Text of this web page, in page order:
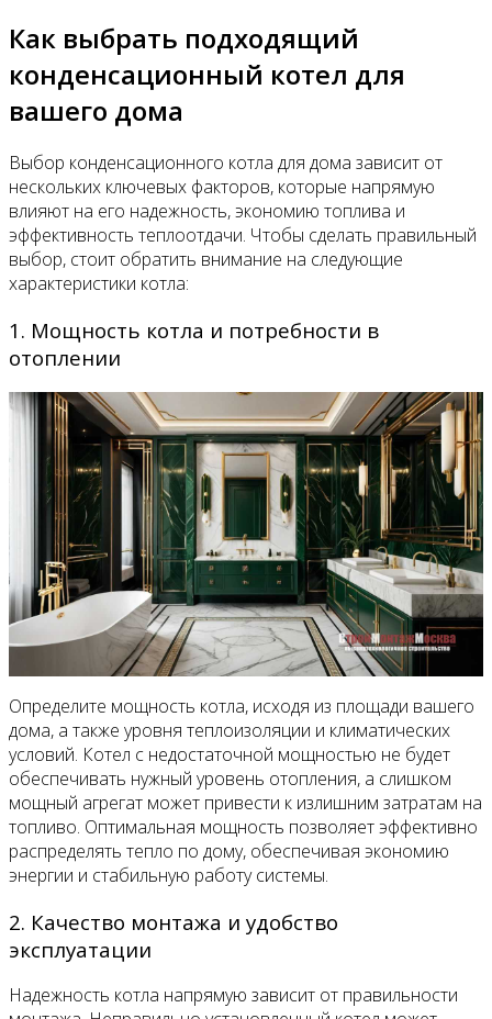
Как выбрать подходящий
конденсационный котел для
вашего дома
Выбор конденсационного котла для дома зависит от
нескольких ключевых факторов, которые напрямую
влияют на его надежность, экономию топлива и
эффективность теплоотдачи. Чтобы сделать правильный
выбор, стоит обратить внимание на следующие
характеристики котла:
1. Мощность котла и потребности в
отоплении
Определите мощность котла, исходя из площади вашего
дома, а также уровня теплоизоляции и климатических
условий. Котел с недостаточной мощностью не будет
обеспечивать нужный уровень отопления, а слишком
мощный агрегат может привести к излишним затратам на
топливо. Оптимальная мощность позволяет эффективно
распределять тепло по дому, обеспечивая экономию
энергии и стабильную работу системы.
2. Качество монтажа и удобство
эксплуатации
Надежность котла напрямую зависит от правильности